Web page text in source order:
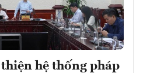
hệ thống pháp